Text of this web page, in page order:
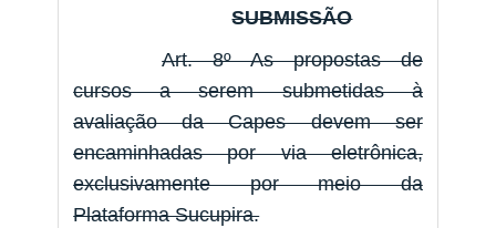
SUBMISSÃO
Art. 8º As propostas de
cursos a serem submetidas à
avaliação da Capes devem ser
encaminhadas por via eletrônica,
exclusivamente por meio da
Plataforma Sucupira.